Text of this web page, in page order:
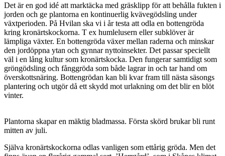
Det är en god idé att marktäcka med gräsklipp för att behålla fukten i
jorden och ge plantorna en kontinuerlig kvävegödsling under
växtperioden. På Hvilan ska vi i år testa att odla en bottengröda
kring kronärtskockorna. T ex humlelusern eller subklöver är
lämpliga växter. En bottengröda växer mellan raderna och minskar
den jordöppna ytan och gynnar nyttoinsekter. Det passar speciellt
väl i en lång kultur som kronärtskocka. Den fungerar samtidigt som
gröngödsling och fånggröda som både lagrar in och tar hand om
överskottsnäring. Bottengrödan kan bli kvar fram till nästa säsongs
plantering och utgör då ett skydd mot urlakning om det blir en blöt
vinter.
Plantorna skapar en mäktig bladmassa. Första skörd brukar bli runt
mitten av juli.
Själva kronärtskockorna odlas vanligen som ettårig gröda. Men det